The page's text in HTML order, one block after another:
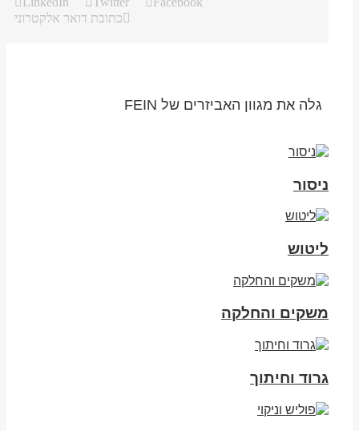
כתובת דואר אלקטרוני
גלה את מגוון האביזרים של FEIN
ניסור
ליטוש
משקים והחלקה
גרוד וחיתוך